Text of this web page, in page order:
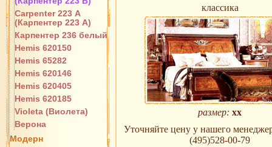
Carpenter 223 А
(Карпентер 223 А)
Карпентер 236 белый
Hemis 620150
Hemis 65282
Hemis 620146
Hemis 620405
Hemis 620185
Violeta (Виолета)
Верона
Модерн
классика
размер: xx
Уточняйте цену у нашего
(495)528-00-79